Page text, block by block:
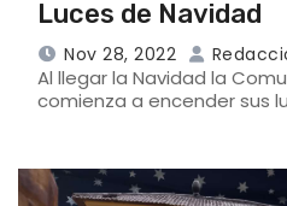
Luces de Navidad
Nov 28, 2022
Al llegar la Navidad la
comienza a encender sus